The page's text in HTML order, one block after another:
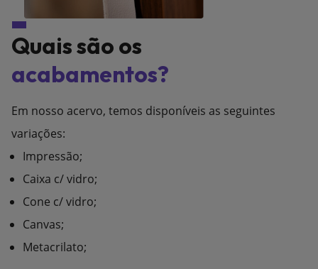
Quais são os
acabamentos?
Em nosso acervo, temos disponíveis as seguintes
variações:
Impressão;
Caixa c/ vidro;
Cone c/ vidro;
Canvas;
Metacrilato;